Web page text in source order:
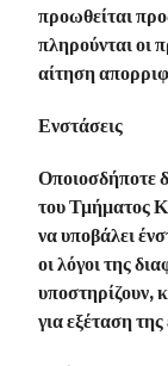
προωθείται
πληρούνται οι
αίτηση
Ενστάσεις
Οποιοσδήποτε
του Τμήματος
να υποβάλει
οι λόγοι της
υποστηρίζουν,
για εξέταση